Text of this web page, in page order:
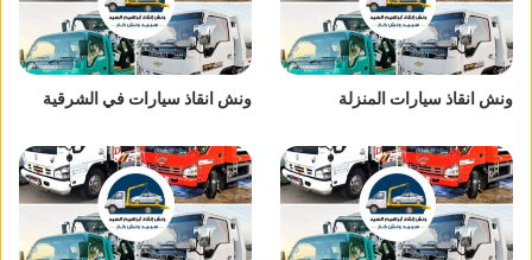
ونش انقاذ سيارات المنزلة ونش انقاذ سيارات في الشرقية